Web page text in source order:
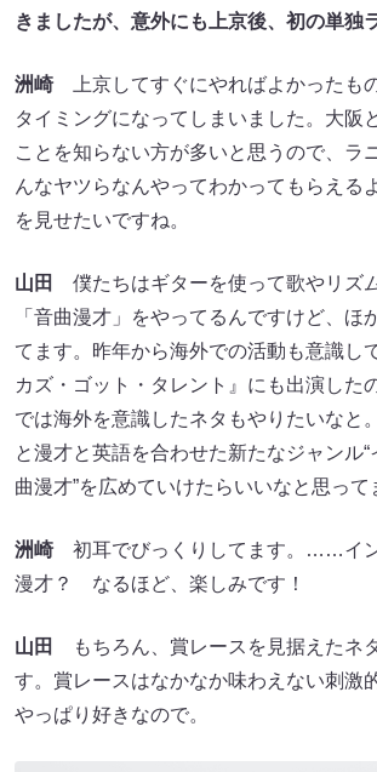
きましたが、意外にも上京後、初の単独
洲崎上京してすぐにやればよかったも
タイミングになってしまいました。大阪
ことを知らない方が多いと思うので、ラ
んなヤツらなんやってわかってもらえる
を見せたいですね。
山田
僕たちはギターを使って歌やリズ
「音曲漫才」をやってるんですけど、ほ
てます。昨年から海外での活動も意識し
カズ・ゴット・タレント』にも出演した
では海外を意識したネタもやりたいなと
と漫才と英語を合わせた新たなジャンル
曲漫才”を広めていけたらいいなと思って
洲崎初耳でびっくりしてます。……イン
漫才？ なるほど、楽しみです！
山田
もちろん、賞レースを見据えたネ
す。賞レースはなかなか味わえない刺激
やっぱり好きなので。